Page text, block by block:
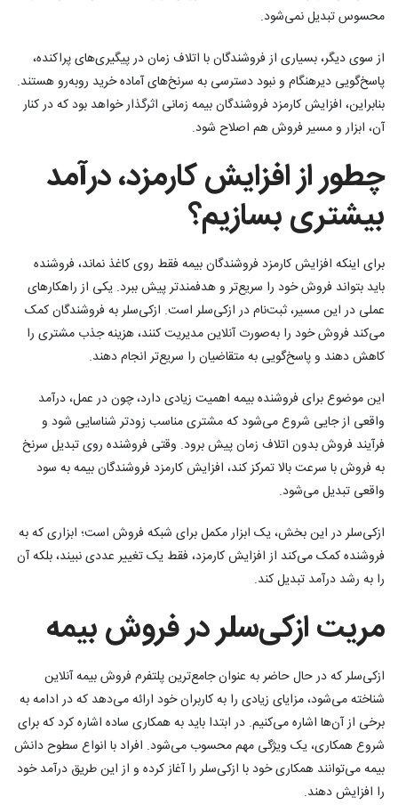
محسوس تبدیل نمی‌شود.
از سوی دیگر، بسیاری از فروشندگان با اتلاف زمان در پیگیری‌های پراکنده،
پاسخ‌گویی دیرهنگام و نبود دسترسی به سرنخ‌های آماده خرید روبه‌رو هستند.
بنابراین، افزایش کارمزد فروشندگان بیمه زمانی اثرگذار خواهد بود که در کنار
آن، ابزار و مسیر فروش هم اصلاح شود.
چطور از افزایش کارمزد، درآمد
بیشتری بسازیم؟
برای اینکه افزایش کارمزد فروشندگان بیمه فقط روی کاغذ نماند، فروشنده
باید بتواند فروش خود را سریع‌تر و هدفمندتر پیش ببرد. یکی از راهکارهای
عملی در این مسیر، ثبت‌نام در ازکی‌سلر است. ازکی‌سلر به فروشندگان کمک
می‌کند فروش خود را به‌صورت آنلاین مدیریت کنند، هزینه جذب مشتری را
کاهش دهند و پاسخ‌گویی به متقاضیان را سریع‌تر انجام دهند.
این موضوع برای فروشنده بیمه اهمیت زیادی دارد، چون در عمل، درآمد
واقعی از جایی شروع می‌شود که مشتری مناسب زودتر شناسایی شود و
فرآیند فروش بدون اتلاف زمان پیش برود. وقتی فروشنده روی تبدیل سرنخ
به فروش با سرعت بالا تمرکز کند، افزایش کارمزد فروشندگان بیمه به سود
واقعی تبدیل می‌شود.
ازکی‌سلر در این بخش، یک ابزار مکمل برای شبکه فروش است؛ ابزاری که به
فروشنده کمک می‌کند از افزایش کارمزد، فقط یک تغییر عددی نبیند، بلکه آن
را به رشد درآمد تبدیل کند.
مریت ازکی‌سلر در فروش بیمه
ازکی‌سلر که در حال حاضر به عنوان جامع‌ترین پلتفرم فروش بیمه آنلاین
شناخته می‌شود، مزایای زیادی را به کاربران خود ارائه می‌دهد که در ادامه به
برخی از آن‌ها اشاره می‌کنیم. در ابتدا باید به همکاری ساده اشاره کرد که برای
شروع همکاری، یک ویژگی مهم محسوب می‌شود. افراد با انواع سطوح دانش
بیمه می‌توانند همکاری خود با ازکی‌سلر را آغاز کرده و از این طریق درآمد خود
را افزایش دهند.